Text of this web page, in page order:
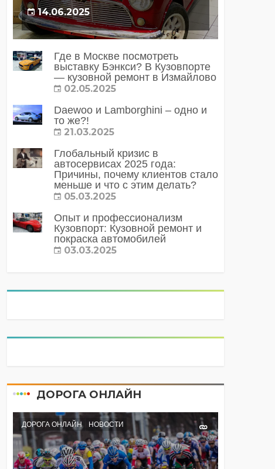
14.06.2025
Где в Москве посмотреть
выставку Бэнкси? В Кузовпорте
— кузовной ремонт в Измайлово
02.05.2025
Daewoo и Lamborghini – одно и
то же?!
21.03.2025
Глобальный кризис в
автосервисах 2025 года:
Причины, почему клиентов стало
меньше и что с этим делать?
05.03.2025
Опыт и профессионализм
Кузовпорт: Кузовной ремонт и
покраска автомобилей
03.03.2025
ДОРОГА ОНЛАЙН
ДОРОГА ОНЛАЙН НОВОСТИ